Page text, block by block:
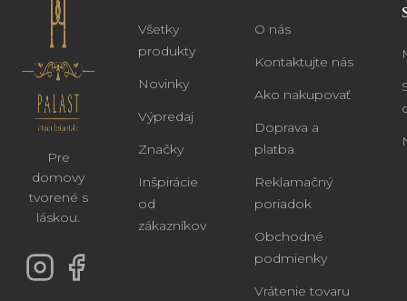
Pre
domovy
tvorené s
láskou.
Všetky
produkty
Novinky
Výpredaj
Značky
Inšpirácie
od
zákazníkov
O nás
Kontaktujte nás
Ako nakupovať
Doprava a
platba
Reklamačný
poriadok
Obchodné
podmienky
Vrátenie tovaru